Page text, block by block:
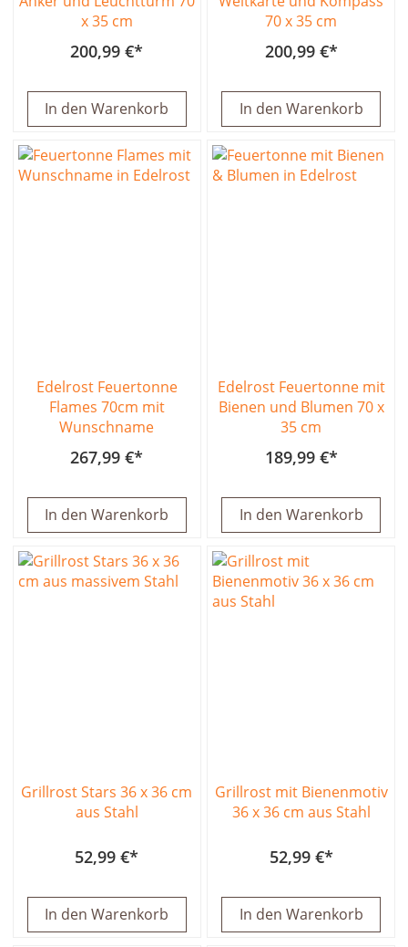
x 35 cm
200,99 €
In den Warenkorb
70 x 35 cm
200,99 €
In den Warenkorb
Edelrost Feuertonne
Flames 70cm mit
Wunschname
267,99 €
In den Warenkorb
Edelrost Feuertonne mit
Bienen und Blumen 70 x
35 cm
189,99 €
In den Warenkorb
Grillrost Stars 36 x 36 cm
aus Stahl
52,99 €
In den Warenkorb
Grillrost mit Bienenmotiv
36 x 36 cm aus Stahl
52,99 €
In den Warenkorb